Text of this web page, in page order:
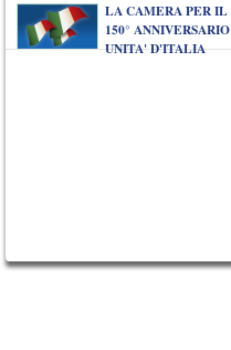
LA CAMERA PER IL
150° ANNIVERSARIO
UNITA' D'ITALIA